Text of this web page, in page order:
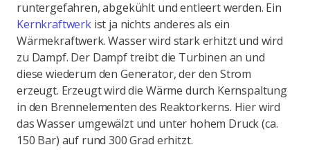
runtergefahren, abgekühlt und entleert werden. Ein
Kernkraftwerkist ja nichts anderes als ein
Wärmekraftwerk. Wasser wird stark erhitzt und wird
zu Dampf. Der Dampf treibt die Turbinen an und
diese wiederum den Generator, der den Strom
erzeugt. Erzeugt wird die Wärme durch Kernspaltung
in den Brennelementen des Reaktorkerns. Hier wird
das Wasser umgewälzt und unter hohem Druck (ca.
150 Bar) auf rund 300 Grad erhitzt.